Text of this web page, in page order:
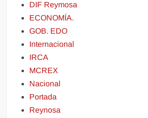
DIF Reymosa
ECONOMÍA.
GOB. EDO
Internacional
IRCA
MCREX
Nacional
Portada
Reynosa